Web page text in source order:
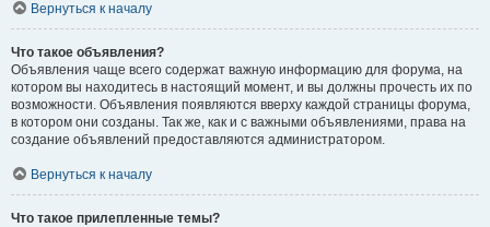
Вернуться к началу
Что такое объявления?
Объявления чаще всего содержат важную информацию для форума, на
котором вы находитесь в настоящий момент, и вы должны прочесть их по
возможности. Объявления появляются вверху каждой страницы форума,
в котором они созданы. Так же, как и с важными объявлениями, права на
создание объявлений предоставляются администратором.
Вернуться к началу
Что такое прилепленные темы?